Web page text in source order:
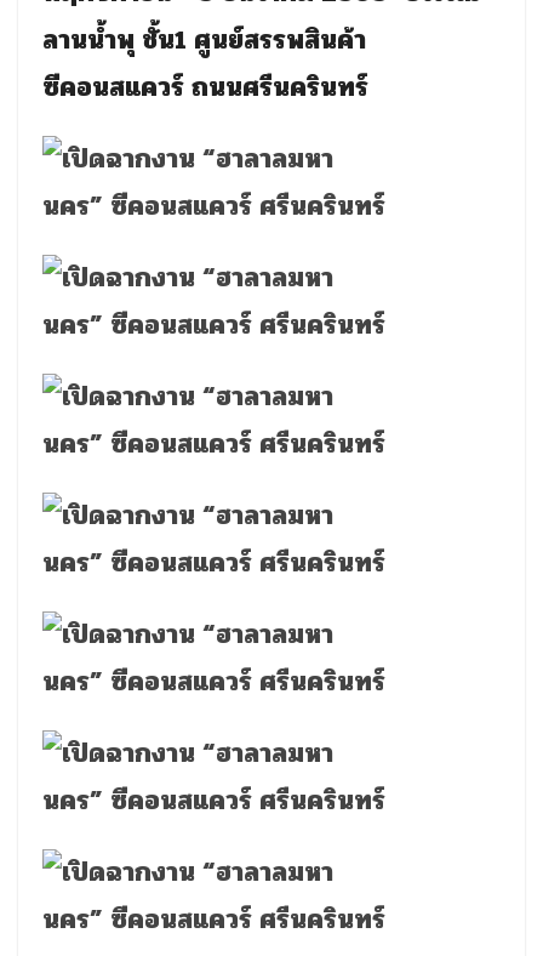
ลานน้ำพุ ชั้น1 ศูนย์สรรพสินค้า
ซีคอนสแควร์ ถนนศรีนครินทร์